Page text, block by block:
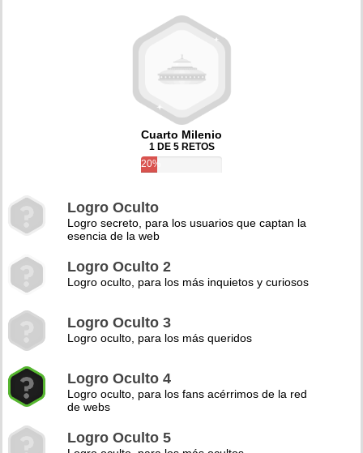
Cuarto Milenio
1 DE 5 RETOS
20%
Logro Oculto
Logro secreto, para los usuarios que captan la
esencia de la web
Logro Oculto 2
Logro oculto, para los más inquietos y curiosos
Logro Oculto 3
Logro oculto, para los más queridos
Logro Oculto 4
Logro oculto, para los fans acérrimos de la red
de webs
Logro Oculto 5